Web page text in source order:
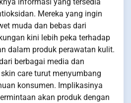
Mereka yang ingin
muda dan bebas dari
kini lebih peka terhadap
dalam produk perawatan kulit.
berbagai media dan
care turut menyumbang
konsumen. Implikasinya
akan produk dengan